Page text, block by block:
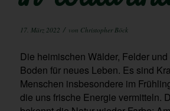
17. März 2022 / von Christopher Böck
Die heimischen Wälder, Felder
Boden für neues Leben. Es sind
Menschen insbesondere im
die uns frische Energie vermitteln.